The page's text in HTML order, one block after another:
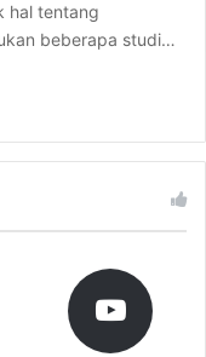
hal tentang
beberapa studi…